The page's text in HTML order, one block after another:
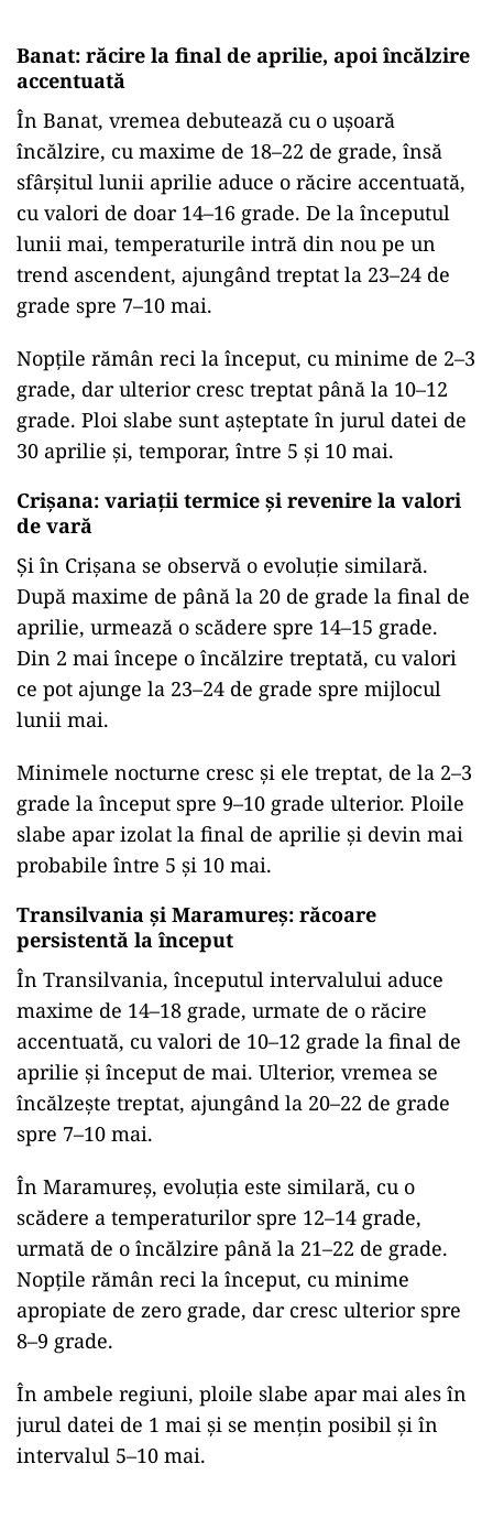
Banat: răcire la final de aprilie, apoi încălzire
accentuată
În Banat, vremea debutează cu o ușoară
încălzire, cu maxime de 18–22 de grade, însă
sfârșitul lunii aprilie aduce o răcire accentuată,
cu valori de doar 14–16 grade. De la începutul
lunii mai, temperaturile intră din nou pe un
trend ascendent, ajungând treptat la 23–24 de
grade spre 7–10 mai.
Nopțile rămân reci la început, cu minime de 2–3
grade, dar ulterior cresc treptat până la 10–12
grade. Ploi slabe sunt așteptate în jurul datei de
30 aprilie și, temporar, între 5 și 10 mai.
Crișana: variații termice și revenire la valori
de vară
Și în Crișana se observă o evoluție similară.
După maxime de până la 20 de grade la final de
aprilie, urmează o scădere spre 14–15 grade.
Din 2 mai începe o încălzire treptată, cu valori
ce pot ajunge la 23–24 de grade spre mijlocul
lunii mai.
Minimele nocturne cresc și ele treptat, de la 2–3
grade la început spre 9–10 grade ulterior. Ploile
slabe apar izolat la final de aprilie și devin mai
probabile între 5 și 10 mai.
Transilvania și Maramureș: răcoare
persistentă la început
În Transilvania, începutul intervalului aduce
maxime de 14–18 grade, urmate de o răcire
accentuată, cu valori de 10–12 grade la final de
aprilie și început de mai. Ulterior, vremea se
încălzește treptat, ajungând la 20–22 de grade
spre 7–10 mai.
În Maramureș, evoluția este similară, cu o
scădere a temperaturilor spre 12–14 grade,
urmată de o încălzire până la 21–22 de grade.
Nopțile rămân reci la început, cu minime
apropiate de zero grade, dar cresc ulterior spre
8–9 grade.
În ambele regiuni, ploile slabe apar mai ales în
jurul datei de 1 mai și se mențin posibil și în
intervalul 5–10 mai.